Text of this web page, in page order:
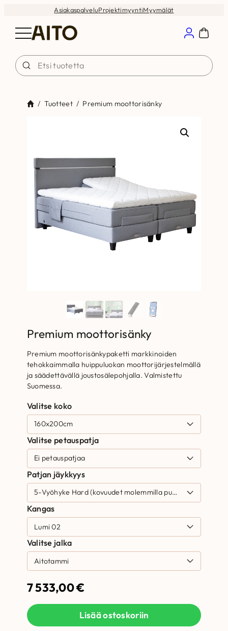
AsiakaspalveluProjektimyyntiMyymälät
/ Tuotteet / Premium moottorisänky
Premium moottorisänky
Premium moottorisänkypaketti markkinoiden
tehokkaimmalla huippuluokan moottorijärjestelmällä
ja säädettävällä joustosälepohjalla. Valmistettu
Suomessa.
Valitse koko
Valitse petauspatja
Patjan jäykkyys
Kangas
Valitse jalka
7 533,00€
Lisää ostoskoriin